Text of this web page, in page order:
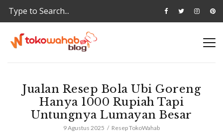
Jualan Resep Bola Ubi Goreng
Hanya 1000 Rupiah Tapi
Untungnya Lumayan Besar
9 Agustus 2025 Resep TokoWahab